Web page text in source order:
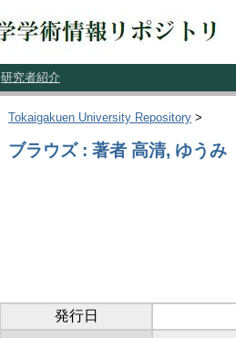
研究者紹介
Tokaigakuen University Repository >
ブラウズ : 著者 高清, ゆうみ
発行日